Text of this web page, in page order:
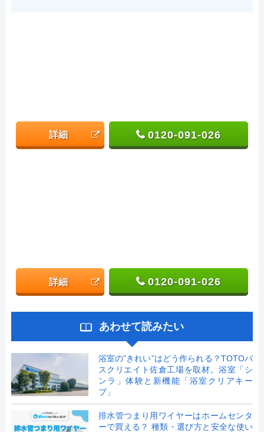
詳細 0120-091-026
詳細 0120-091-026
あわせて読みたい
浴室の”きれい”はどう作られる？TOTOバ
スクリエイト佐倉工場を取材。浴室「シ
ンラ」体験と新機能「浴室クリアキー
プ」
排水管つまり用ワイヤーはホームセンタ
ーで買える？ 種類・選び方と安全な使い